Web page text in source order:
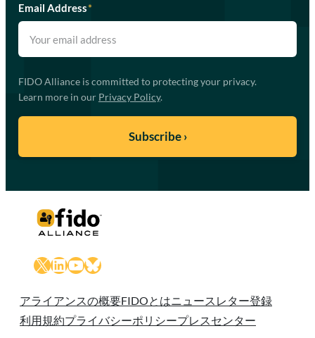
Email Address*
FIDO Alliance is committed to protecting your privacy.
Learn more in our Privacy Policy.
X LinkedIn
YouTube
Bluesky
アライアンスの概要FIDOとは ニュースレター登録
利用規約プライバシーポリシープレスセンター